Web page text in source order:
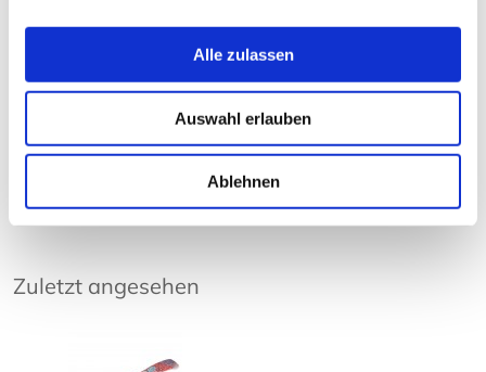
Alle zulassen
Auswahl erlauben
Ablehnen
8,00 € *
'Shizen'
17,00 € *
Zuletzt angesehen